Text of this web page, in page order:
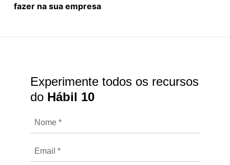
fazer na sua empresa
Experimente todos os recursos
do Hábil 10